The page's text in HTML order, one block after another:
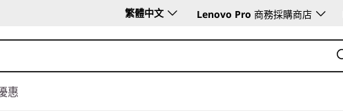
繁體中文 Lenovo Pro 商務採購商店
惠